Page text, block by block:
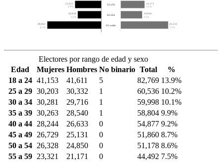
23,321
3.9%
21,171
3.6%
55 a 59
20,918
3.5%
19,034
3.2%
60 a 64
48,062
8.1%
42,222
7.1%
65 o más
Electores por rango de edad y sexo
Edad
Mujeres Hombres No binario Total
%
18 a 24 41,153 41,611 5 82,769 13.9%
25 a 29 30,203 30,332 1 60,536 10.2%
30 a 34 30,281 29,716 1 59,998 10.1%
35 a 39 30,263 28,540 1 58,804 9.9%
40 a 44
28,244 26,633 0 54,877 9.2%
45 a 49
26,729 25,131 0 51,860 8.7%
50 a 54
26,328 24,850 0 51,178 8.6%
55 a 59
23,321 21,171 0 44,492 7.5%